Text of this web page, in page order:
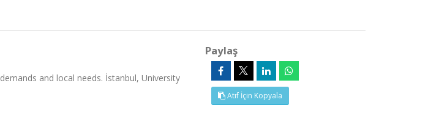
and local needs. İstanbul, University
Paylaş
Atıf İçin Kopyala